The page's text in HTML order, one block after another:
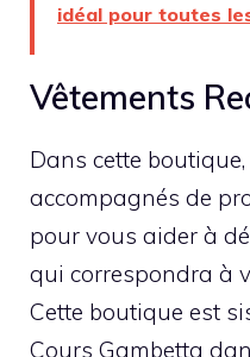
idéal pour toutes
Vêtements
Dans cette
accompagnés de
pour vous aider à
qui correspondra à
Cette boutique est
Cours Gambetta